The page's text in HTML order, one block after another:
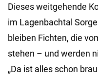
Dieses weitgehende
im Lagenbachtal
bleiben Fichten, die
stehen – und werden
„Da ist alles schon